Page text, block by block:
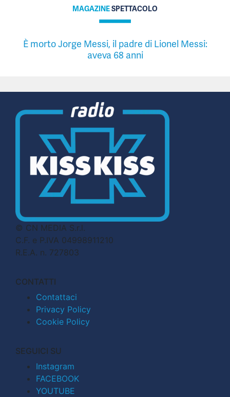
MAGAZINESPETTACOLO
È morto Jorge Messi, il padre di Lionel Messi:
aveva 68 anni
© CN MEDIA S.r.l.
C.F. e P.IVA 04998911210
R.E.A. n. 727803
CONTATTI
Contattaci
Privacy Policy
Cookie Policy
SEGUICI SU
Instagram
FACEBOOK
YOUTUBE